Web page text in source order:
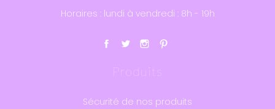
Horaires : lundi à vendredi : 8h - 19h
Produits
Sécurité de nos produits